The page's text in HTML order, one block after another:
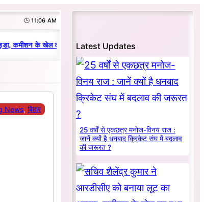
🕒 11:06 AM
कमीशन के खेल का हुआ भंडाफोड़ | धनबाद क्रिकेट संघ में परिवारवाद की
News, बिहार
Latest Updates
25 वर्षों से एकछत्र मनोज-विनय राज :
जानें क्यों है धनबाद क्रिकेट संघ में बदलाव
की जरूरत ?